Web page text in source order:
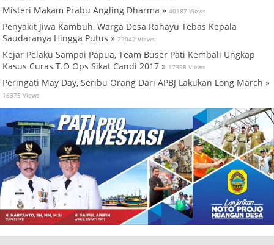
Misteri Makam Prabu Angling Dharma » 40187 Views
Penyakit Jiwa Kambuh, Warga Desa Rahayu Tebas Kepala
Saudaranya Hingga Putus » 22042 Views
Kejar Pelaku Sampai Papua, Team Buser Pati Kembali Ungkap
Kasus Curas T.O Ops Sikat Candi 2017 » 17398 Views
Peringati May Day, Seribu Orang Dari APBJ Lakukan Long March »
16375 Views